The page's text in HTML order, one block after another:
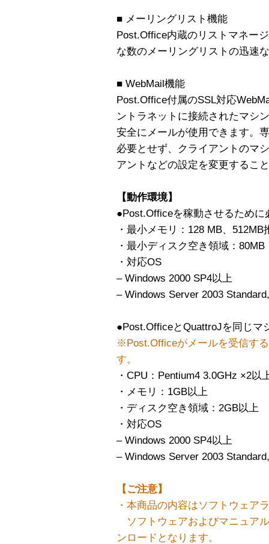
■ メーリングリスト機能
Post.Office内蔵のリストマネー
な数のメーリングリストの迅速
■ WebMail機能
Post.Office付属のSSL対応
ントラネットに接続されたマシ
安全にメールが使用できます。
必要とせず、クライアントのマ
アントなどの設定を変更するこ
【動作環境】
●Post.Officeを稼動させるために
・最小メモリ：128 MB、512MB
・最小ディスク空き領域：80MB
・対応OS
– Windows 2000 SP4以上
– Windows Server 2003
●Post.OfficeとQuattroJを同じマ
※Post.Officeがメールを受信す
す。
・CPU：Pentium4 3.0GHz ×2以
・メモリ：1GB以上
・ディスク空き領域：2GB以上
・対応OS
– Windows 2000 SP4以上
– Windows Server 2003
【ご注意】
・本商品の内容はソフトウェア
ソフトウェアおよびマニュア
ンロードとなります。